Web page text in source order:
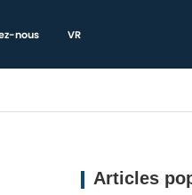
nous VR
Articles